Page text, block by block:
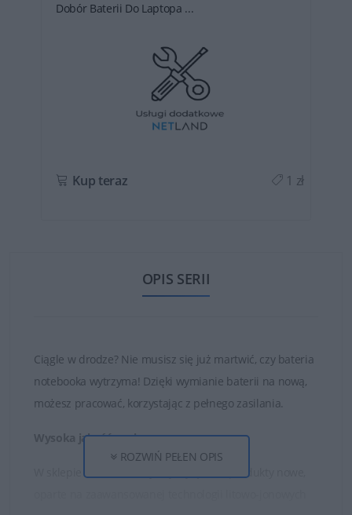
Dobór Baterii Do Laptopa ...
Kup teraz 1 zł
OPIS SERII
Ciągle w drodze? Nie musisz się już martwić, czy bateria
notebooka wytrzyma! Dzięki wymianie baterii na nową,
możesz pracować, korzystając z pełnego zasilania.
Wysoka jakość ogniw
W sklepie DELL24 oferujemy wyłącznie produkty nowe,
ROZWIŃ PEŁEN OPIS